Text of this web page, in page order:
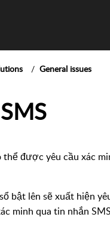
General issues
được yêu cầu xác
bật lên sẽ xuất hiện
minh qua tin nhắn